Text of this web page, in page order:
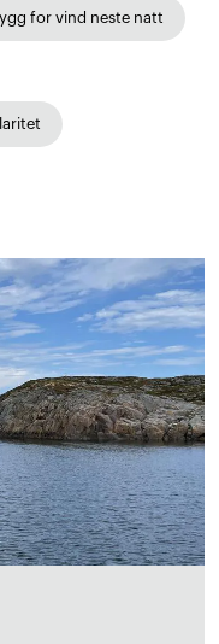
for vind neste natt